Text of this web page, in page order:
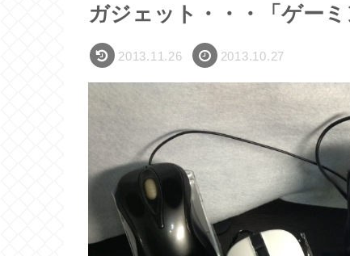
ガジェット・・・「ゲー
2013.11.26 2013.10.27